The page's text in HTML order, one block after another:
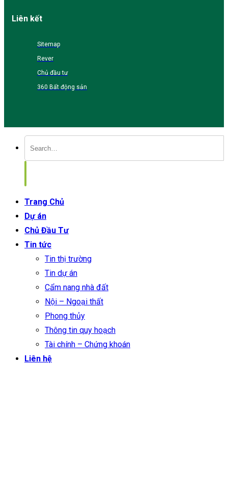
Liên kết
Sitemap
Rever
Chủ đầu tư
360 Bất động sản
Trang Chủ
Dự án
Chủ Đầu Tư
Tin tức
Tin thị trường
Tin dự án
Cẩm nang nhà đất
Nội – Ngoại thất
Phong thủy
Thông tin quy hoạch
Tài chính – Chứng khoán
Liên hệ